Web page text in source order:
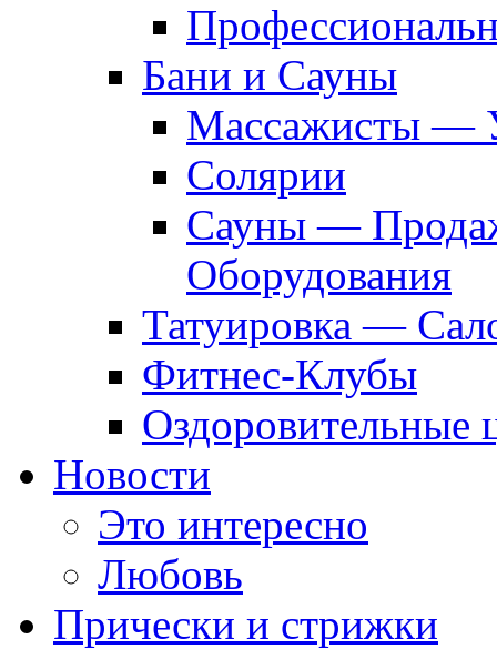
Бани и Сауны
Массажисты —
Солярии
Сауны —
Оборудования
Татуировка —
Фитнес-Клубы
Оздоровительные
Новости
Это интересно
Любовь
Прически и стрижки